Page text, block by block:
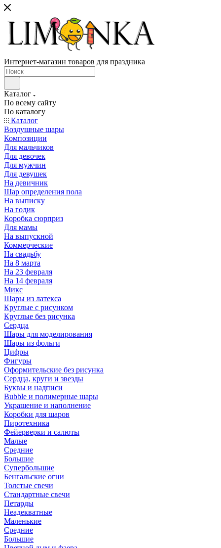
Интернет-магазин товаров для праздника
Каталог
По всему сайту
По каталогу
Каталог
Воздушные шары
Композиции
Для мальчиков
Для девочек
Для мужчин
Для девушек
На девичник
Шар определения пола
На выписку
На годик
Коробка сюрприз
Для мамы
На выпускной
Коммерческие
На свадьбу
На 8 марта
На 23 февраля
На 14 февраля
Микс
Шары из латекса
Круглые с рисунком
Круглые без рисунка
Сердца
Шары для моделирования
Шары из фольги
Цифры
Фигуры
Оформительские без рисунка
Сердца, круги и звезды
Буквы и надписи
Bubble и полимерные шары
Украшение и наполнение
Коробки для шаров
Пиротехника
Фейерверки и салюты
Малые
Средние
Большие
Супербольшие
Бенгальские огни
Толстые свечи
Стандартные свечи
Петарды
Неадекватные
Маленькие
Средние
Большие